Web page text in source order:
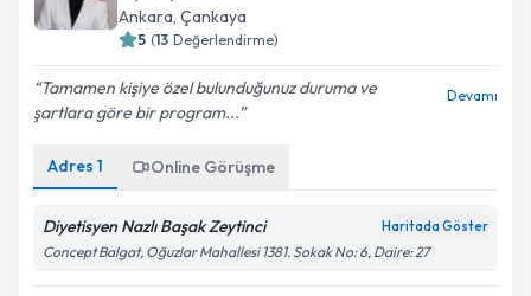
Ankara, Çankaya
5 (13 Değerlendirme)
Tamamen kişiye özel bulunduğunuz duruma ve
şartlara göre bir program...
Devamı
Adres 1 Online Görüşme
Diyetisyen Nazlı Başak Zeytinci Haritada Göster
Concept Balgat, Oğuzlar Mahallesi 1381. Sokak No: 6, Daire: 27